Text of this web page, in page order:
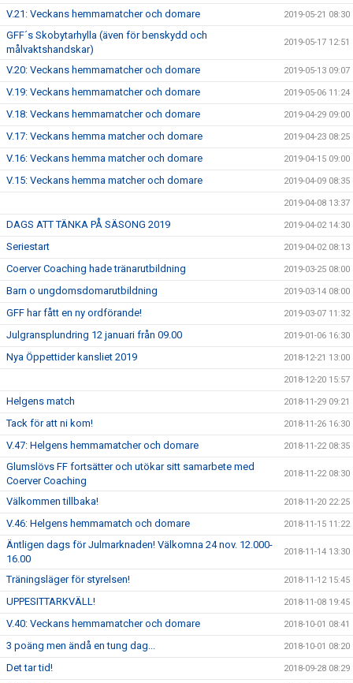
V.21: Veckans hemmamatcher och domare 2019-05-21 08:30
GFF´s Skobytarhylla (även för benskydd och
målvaktshandskar)
2019-05-17 12:51
V.20: Veckans hemmamatcher och domare 2019-05-13 09:07
V.19: Veckans hemmamatcher och domare 2019-05-06 11:24
V.18: Veckans hemmamatcher och domare 2019-04-29 09:00
V.17: Veckans hemma matcher och domare 2019-04-23 08:25
V.16: Veckans hemma matcher och domare 2019-04-15 09:00
V.15: Veckans hemma matcher och domare 2019-04-09 08:35
2019-04-08 13:37
DAGS ATT TÄNKA PÅ SÄSONG 2019 2019-04-02 14:30
Seriestart 2019-04-02 08:13
Coerver Coaching hade tränarutbildning 2019-03-25 08:00
Barn o ungdomsdomarutbildning 2019-03-14 08:00
GFF har fått en ny ordförande! 2019-03-07 11:32
Julgransplundring 12 januari från 09.00 2019-01-06 16:30
Nya Öppettider kansliet 2019 2018-12-21 13:00
2018-12-20 15:57
Helgens match 2018-11-29 09:21
Tack för att ni kom! 2018-11-26 16:30
V.47: Helgens hemmamatcher och domare 2018-11-22 08:35
Glumslövs FF fortsätter och utökar sitt samarbete med
Coerver Coaching
2018-11-22 08:30
Välkommen tillbaka! 2018-11-20 22:25
V.46: Helgens hemmamatch och domare 2018-11-15 11:22
Äntligen dags för Julmarknaden! Välkomna 24 nov. 12.000-
16.00
2018-11-14 13:30
Träningsläger för styrelsen! 2018-11-12 15:45
UPPESITTARKVÄLL! 2018-11-08 19:45
V.40: Veckans hemmamatcher och domare 2018-10-01 08:41
3 poäng men ändå en tung dag... 2018-10-01 08:20
Det tar tid! 2018-09-28 08:29